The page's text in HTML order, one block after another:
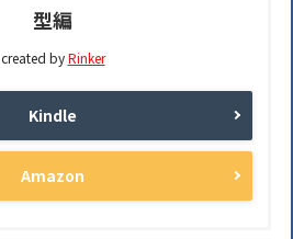
型編
created byRinker
Kindle
Amazon